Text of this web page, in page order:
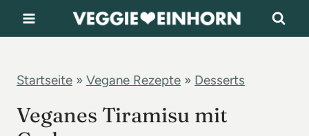
u
Startseite » Vegane Rezepte » Desserts
Veganes Tiramisu mit